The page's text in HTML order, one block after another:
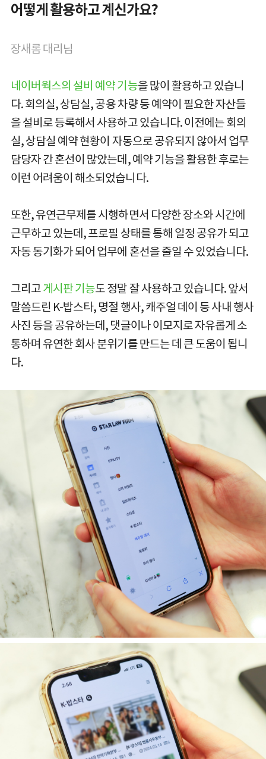
어떻게 활용하고 계신가요?
장새롬 대리님
네이버웍스의 설비 예약 기능을 많이 활용하고 있습니
다. 회의실, 상담실, 공용 차량 등 예약이 필요한 자산들
을 설비로 등록해서 사용하고 있습니다. 이전에는 회의
실, 상담실 예약 현황이 자동으로 공유되지 않아서 업무
담당자 간 혼선이 많았는데, 예약 기능을 활용한 후로는
이런 어려움이 해소되었습니다.
또한, 유연근무제를 시행하면서 다양한 장소와 시간에
근무하고 있는데, 프로필 상태를 통해 일정 공유가 되고
자동 동기화가 되어 업무에 혼선을 줄일 수 있었습니다.
그리고게시판 기능도 정말 잘 사용하고 있습니다. 앞서
말씀드린 K-밥스타, 명절 행사, 캐주얼 데이 등 사내 행사
사진 등을 공유하는데, 댓글이나 이모지로 자유롭게 소
통하며 유연한 회사 분위기를 만드는 데 큰 도움이 됩니
다.